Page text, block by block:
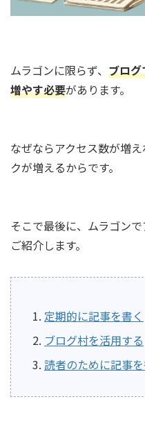
ムラゴンに限らず、 ブログ
増やす必要があります。
なぜならアクセス数が増
クが増えるからです。
そこで最後に、ムラゴン
ご紹介します。
定期的に記事を書く
ブログ村を活用する
読者のために記事を